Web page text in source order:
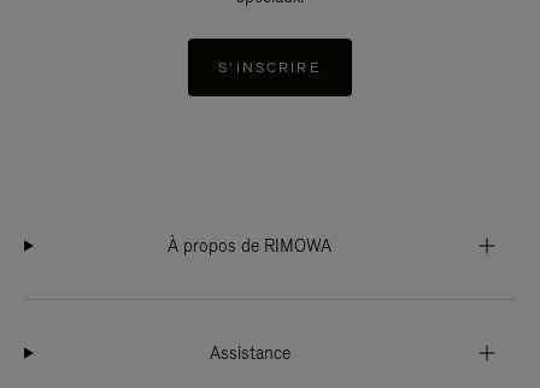
S'INSCRIRE
À propos de RIMOWA
Assistance